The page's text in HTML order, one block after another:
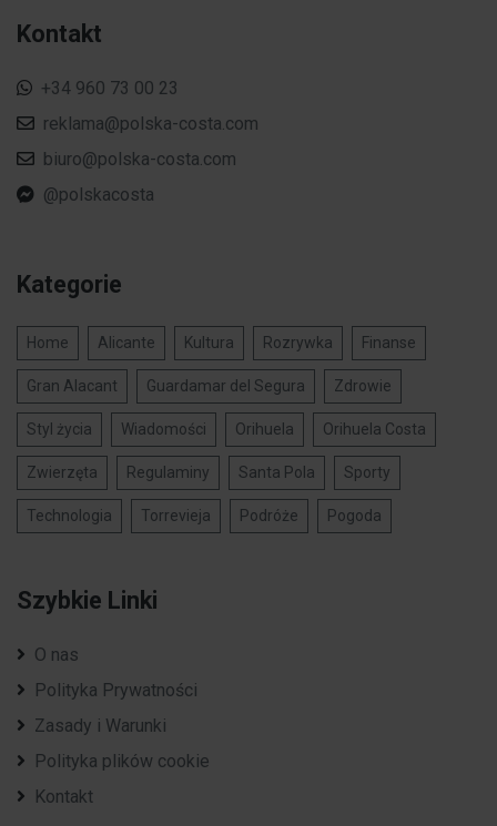
Kontakt
+34 960 73 00 23
reklama@polska-costa.com
biuro@polska-costa.com
@polskacosta
Kategorie
Home Alicante Kultura Rozrywka Finanse
Gran Alacant Guardamar del Segura Zdrowie
Styl życia Wiadomości Orihuela Orihuela Costa
Zwierzęta Regulaminy Santa Pola Sporty
Technologia Torrevieja Podróże Pogoda
Szybkie Linki
O nas
Polityka Prywatności
Zasady i Warunki
Polityka plików cookie
Kontakt